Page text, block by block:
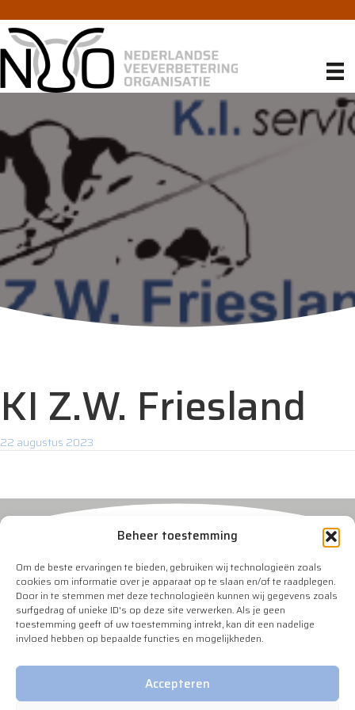
Beheer toestemming
Om de beste ervaringen te bieden, gebruiken wij technologieën zoals
cookies om informatie over je apparaat op te slaan en/of te raadplegen.
Door in te stemmen met deze technologieën kunnen wij gegevens zoals
surfgedrag of unieke ID's op deze site verwerken. Als je geen
toestemming geeft of uw toestemming intrekt, kan dit een nadelige
invloed hebben op bepaalde functies en mogelijkheden.
Accepteren
KI Z.W. Friesland
22 augustus 2023
Contact
info@veeverbetering.nl
Info
NVO Statuten